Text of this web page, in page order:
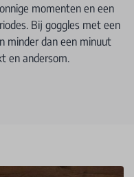
momenten en een
Bij goggles met een
minder dan een minuut
en andersom.